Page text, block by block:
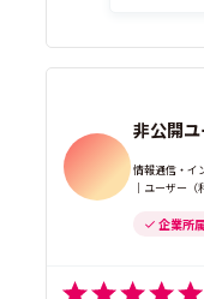
非公開
情報通信・イ
｜ユーザー
企業所